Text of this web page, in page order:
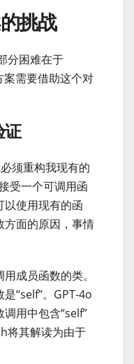
挑战
分困难在于
需要借助这个对
证
须重构我现有的
受一个可调用函
以使用现有的函
方面的原因，事情
成员函数的类。
“self”。GPT-4o
用中包含“self”
将其解读为由于